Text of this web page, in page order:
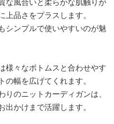
品さをプラスします。
シンプルで使いやすいのが魅
様々なボトムスと合わせやす
の幅を広げてくれます。
のニットカーディガンは、
かけまで活躍します。